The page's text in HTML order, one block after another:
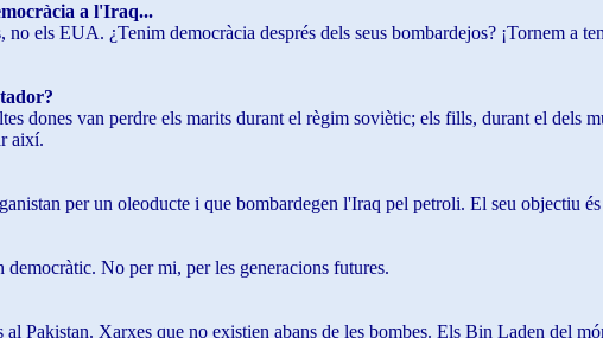
a l'Iraq...
no els EUA. ¿Tenim democràcia després dels seus bombardejos? ¡Tornem a
dones van perdre els marits durant el règim soviètic; els fills, durant el dels
així.
per un oleoducte i que bombardegen l'Iraq pel petroli. El seu objectiu
No per mi, per les generacions futures.
Pakistan. Xarxes que no existien abans de les bombes. Els Bin Laden del